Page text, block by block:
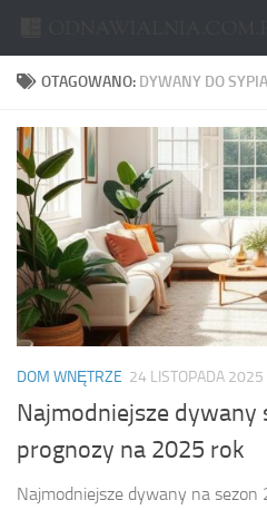
OTAGOWANO: DYWANY DO
DOM WNĘTRZE 24 LISTOPADA 2025
Najmodniejsze dywany
prognozy na 2025 rok
Najmodniejsze dywany na